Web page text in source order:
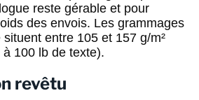
reste gérable et pour
des envois. Les grammages
entre 105 et 157 g/m²
100 lb de texte).
revêtu